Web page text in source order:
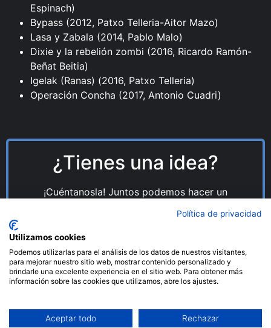
Espinach)
Bypass (2012, Patxo Telleria-Aitor Mazo)
Lasa y Zabala (2014, Pablo Malo)
Dixie y la rebelión zombi (2016, Ricardo Ramón-
Beñat Beitia)
Igelak (Ranas) (2016, Patxo Telleria)
Operación Concha (2017, Antonio Cuadri)
¿Tienes una idea?
¡Cuéntanosla! Juntos podemos hacer un
Política de privacidad
Utilizamos cookies
Podemos utilizarlas para el análisis de los datos de nuestros visitantes,
para mejorar nuestro sitio web, mostrar contenido personalizado y
brindarle una excelente experiencia en el sitio web. Para obtener más
información sobre las cookies que utilizamos, abre los ajustes.
Aceptar todo Rechazar